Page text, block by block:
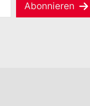
Abonnieren